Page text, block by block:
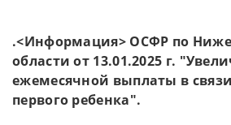
.<Информация> ОСФР по
области от 13.01.2025 г.
ежемесячной выплаты в
первого ребенка".